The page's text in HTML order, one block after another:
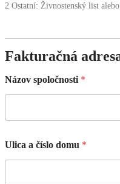
2 Ostatní: Živnostenský list
Fakturačná
Názov spoločnosti *
Ulica a číslo domu *